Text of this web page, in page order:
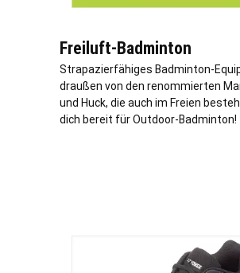
Freiluft-Badminton
Strapazierfähiges Badminton-
draußen von den renommierten
und Huck, die auch im Freien
dich bereit für Outdoor-Badminton!